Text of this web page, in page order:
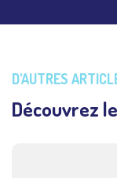
D'AUTRES
Découvrez